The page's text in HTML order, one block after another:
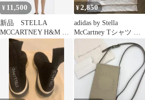
¥ 11,500
新品 STELLA
MCCARTNEY H&M コ
ットンポプリンシャツ
¥2,850
adidas by Stella
McCartney Tシャツ レ
ディース M